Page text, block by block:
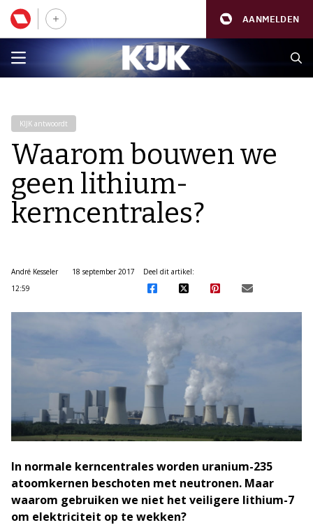
AANMELDEN
KIJK antwoordt
Waarom bouwen we
geen lithium-
kerncentrales?
André Kesseler
18 september 2017
12:59
Deel dit artikel:
In normale kerncentrales worden uranium-235
atoomkernen beschoten met neutronen. Maar
waarom gebruiken we niet het veiligere lithium-7
om elektriciteit op te wekken?